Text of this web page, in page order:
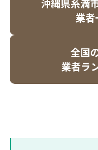
沖縄県糸満
業者
全国
業者ラ